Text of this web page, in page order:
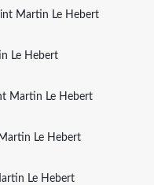
Martin Le Hebert
Le Hebert
Martin Le Hebert
Le Hebert
Le Hebert